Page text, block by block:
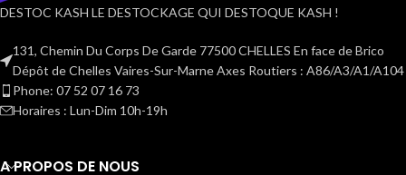
DESTOC KASH LE DESTOCKAGE QUI DESTOQUE KASH !
131, Chemin Du Corps De Garde 77500 CHELLES En face de Brico
Dépôt de Chelles Vaires-Sur-Marne Axes Routiers : A86/A3/A1/A104
Phone: 07 52 07 16 73
Horaires : Lun-Dim 10h-19h
A PROPOS DE NOUS